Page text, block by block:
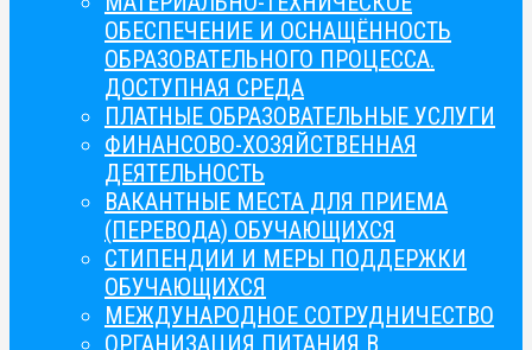
ОБЕСПЕЧЕНИЕ И ОСНАЩЁННОСТЬ
ОБРАЗОВАТЕЛЬНОГО ПРОЦЕССА.
ДОСТУПНАЯ СРЕДА
ПЛАТНЫЕ ОБРАЗОВАТЕЛЬНЫЕ УСЛУГИ
ФИНАНСОВО-ХОЗЯЙСТВЕННАЯ
ДЕЯТЕЛЬНОСТЬ
ВАКАНТНЫЕ МЕСТА ДЛЯ ПРИЕМА
(ПЕРЕВОДА) ОБУЧАЮЩИХСЯ
СТИПЕНДИИ И МЕРЫ ПОДДЕРЖКИ
ОБУЧАЮЩИХСЯ
МЕЖДУНАРОДНОЕ СОТРУДНИЧЕСТВО
ОРГАНИЗАЦИЯ ПИТАНИЯ В